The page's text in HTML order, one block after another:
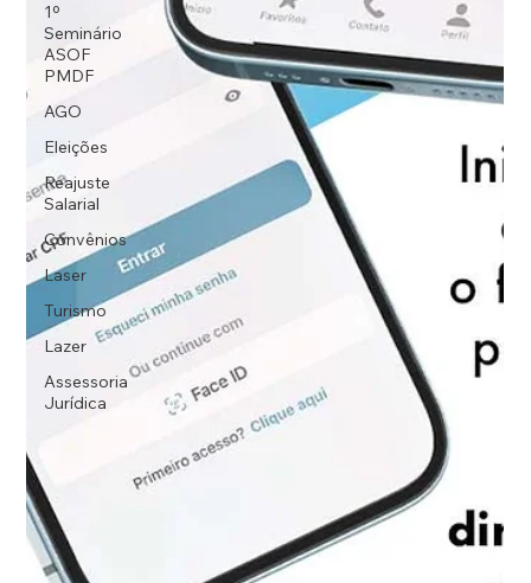
1º
Seminário
ASOF
PMDF
AGO
Eleições
Reajuste
Salarial
Convênios
Laser
Turismo
Lazer
Assessoria
Jurídica